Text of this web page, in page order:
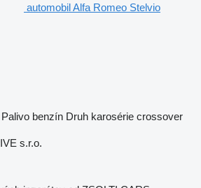
automobil Alfa Romeo Stelvio
Palivo benzín Druh karosérie crossover
s.r.o.